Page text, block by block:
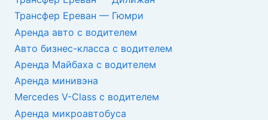
Трансфер Ереван — Гюмри
Аренда авто с водителем
Авто бизнес-класса с водителем
Аренда Майбаха с водителем
Аренда минивэна
Mercedes V-Class с водителем
Аренда микроавтобуса